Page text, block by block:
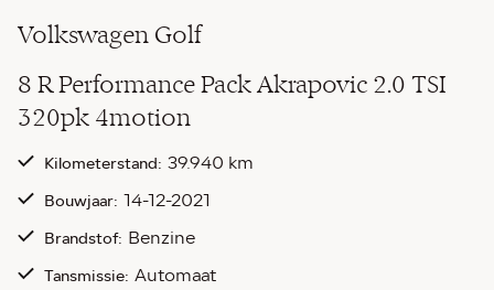
Volkswagen Golf
8 R Performance Pack Akrapovic 2.0 TSI
320pk 4motion
Kilometerstand: 39.940 km
Bouwjaar: 14-12-2021
Brandstof: Benzine
Tansmissie: Automaat